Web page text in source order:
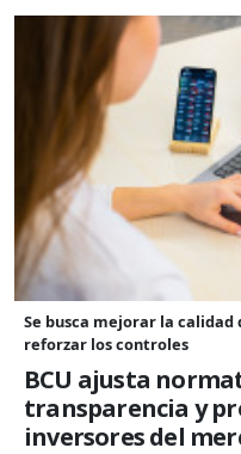
Se busca mejorar la
reforzar los controles
BCU ajusta
transparencia y
inversores del